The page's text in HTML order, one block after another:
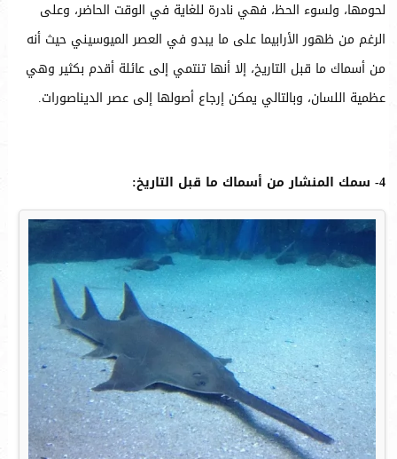
لحومها، ولسوء الحظ، فهي نادرة للغاية في الوقت الحاضر، وعلى
الرغم من ظهور الأرابيما على ما يبدو في العصر الميوسيني حيث أنه
من أسماك ما قبل التاريخ، إلا أنها تنتمي إلى عائلة أقدم بكثير وهي
عظمية اللسان، وبالتالي يمكن إرجاع أصولها إلى عصر الديناصورات.
4- سمك المنشار من أسماك ما قبل التاريخ: